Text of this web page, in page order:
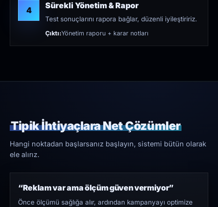
4 Sürekli Yönetim & Rapor
Test sonuçlarını rapora bağlar, düzenli iyileştiririz.
Çıktı:Yönetim raporu + karar notları
Tipik İhtiyaçlara Net Çözümler
Hangi noktadan başlarsanız başlayın, sistemi bütün olarak
ele alırız.
“Reklam var ama ölçüm güven vermiyor”
Önce ölçümü sağlığa alır, ardından kampanyayı optimize